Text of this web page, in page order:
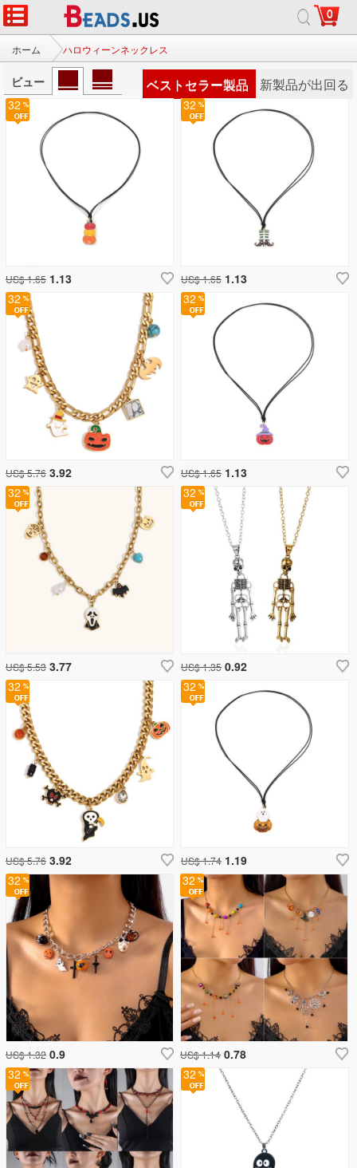
0
ホーム ハロウィーンネックレス
ビュー ベストセラー製品 新製品が出回る
32
32
US$ 1.32 0.9
32
US$ 1.14 0.78
32
32
US$ 1.35 0.92
32
US$ 5.53 3.77
32
US$ 5.76 3.92
32
US$ 5.76 3.92
32
US$ 1.65 1.13
32
US$ 1.74 1.19
32
US$ 1.65 1.13
32
US$ 1.65 1.13